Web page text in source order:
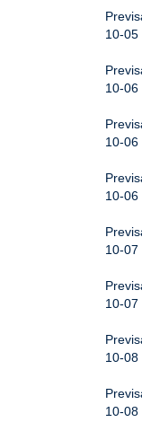
10-05
10-06
10-06
10-06
10-07
10-07
10-08
10-08